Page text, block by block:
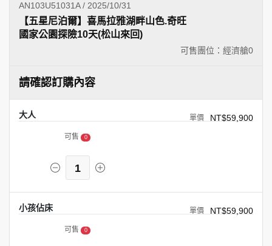
AN103U51031A / 2025/10/31
可售團位：經濟艙0
【五星尼泊爾】喜馬拉雅湖畔山色.奇旺
國家公園探險10天(松山來回)
請確認訂購內容
大人 NT$59,900
可售 0
1
小孩佔床 NT$59,900
可售 0